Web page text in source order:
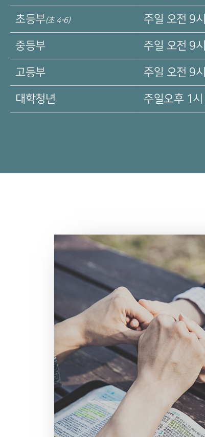
초등부(초 4-6) 주일 오전 9
중등부 주일 오전 9
고등부 주일 오전 9
대학청년 주일오후 1